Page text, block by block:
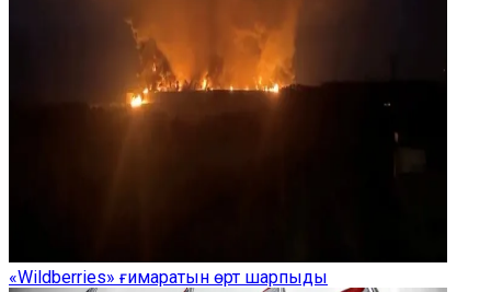
«Wildberries» ғимаратын өрт шарпыды